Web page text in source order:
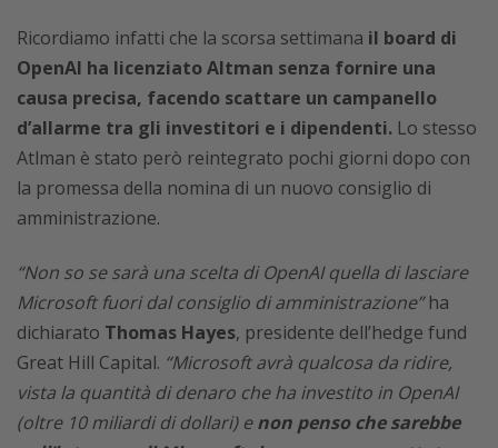
Ricordiamo infatti che la scorsa settimana il board di
OpenAI ha licenziato Altman senza fornire una
causa precisa, facendo scattare un campanello
d’allarme tra gli investitori e i dipendenti. Lo stesso
Atlman è stato però reintegrato pochi giorni dopo con
la promessa della nomina di un nuovo consiglio di
amministrazione.
“Non so se sarà una scelta di OpenAI quella di lasciare
Microsoft fuori dal consiglio di amministrazione”ha
dichiarato Thomas Hayes, presidente dell’hedge fund
Great Hill Capital. “Microsoft avrà qualcosa da ridire,
vista la quantità di denaro che ha investito in OpenAI
(oltre 10 miliardi di dollari) enon penso che sarebbe